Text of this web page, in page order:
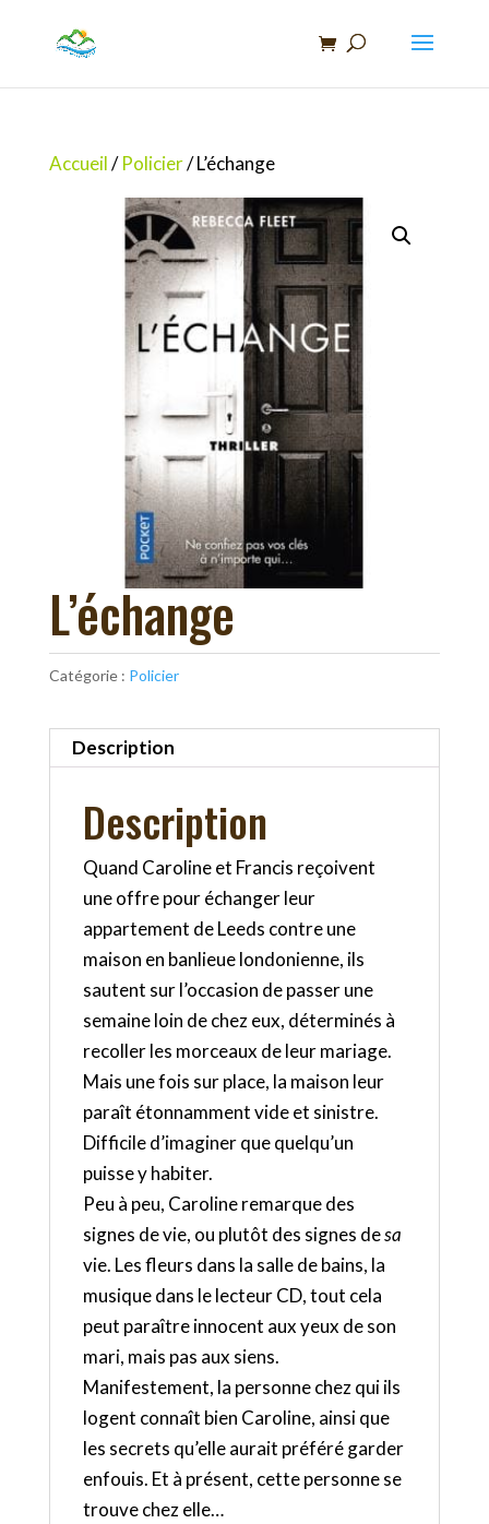
Accueil/Policier/ L’échange
L’échange
Catégorie : Policier
Description
Description
Quand Caroline et Francis reçoivent
une offre pour échanger leur
appartement de Leeds contre une
maison en banlieue londonienne, ils
sautent sur l’occasion de passer une
semaine loin de chez eux, déterminés à
recoller les morceaux de leur mariage.
Mais une fois sur place, la maison leur
paraît étonnamment vide et sinistre.
Difficile d’imaginer que quelqu’un
puisse y habiter.
Peu à peu, Caroline remarque des
signes de vie, ou plutôt des signes desa
vie. Les fleurs dans la salle de bains, la
musique dans le lecteur CD, tout cela
peut paraître innocent aux yeux de son
mari, mais pas aux siens.
Manifestement, la personne chez qui ils
logent connaît bien Caroline, ainsi que
les secrets qu’elle aurait préféré garder
enfouis. Et à présent, cette personne se
trouve chez elle…